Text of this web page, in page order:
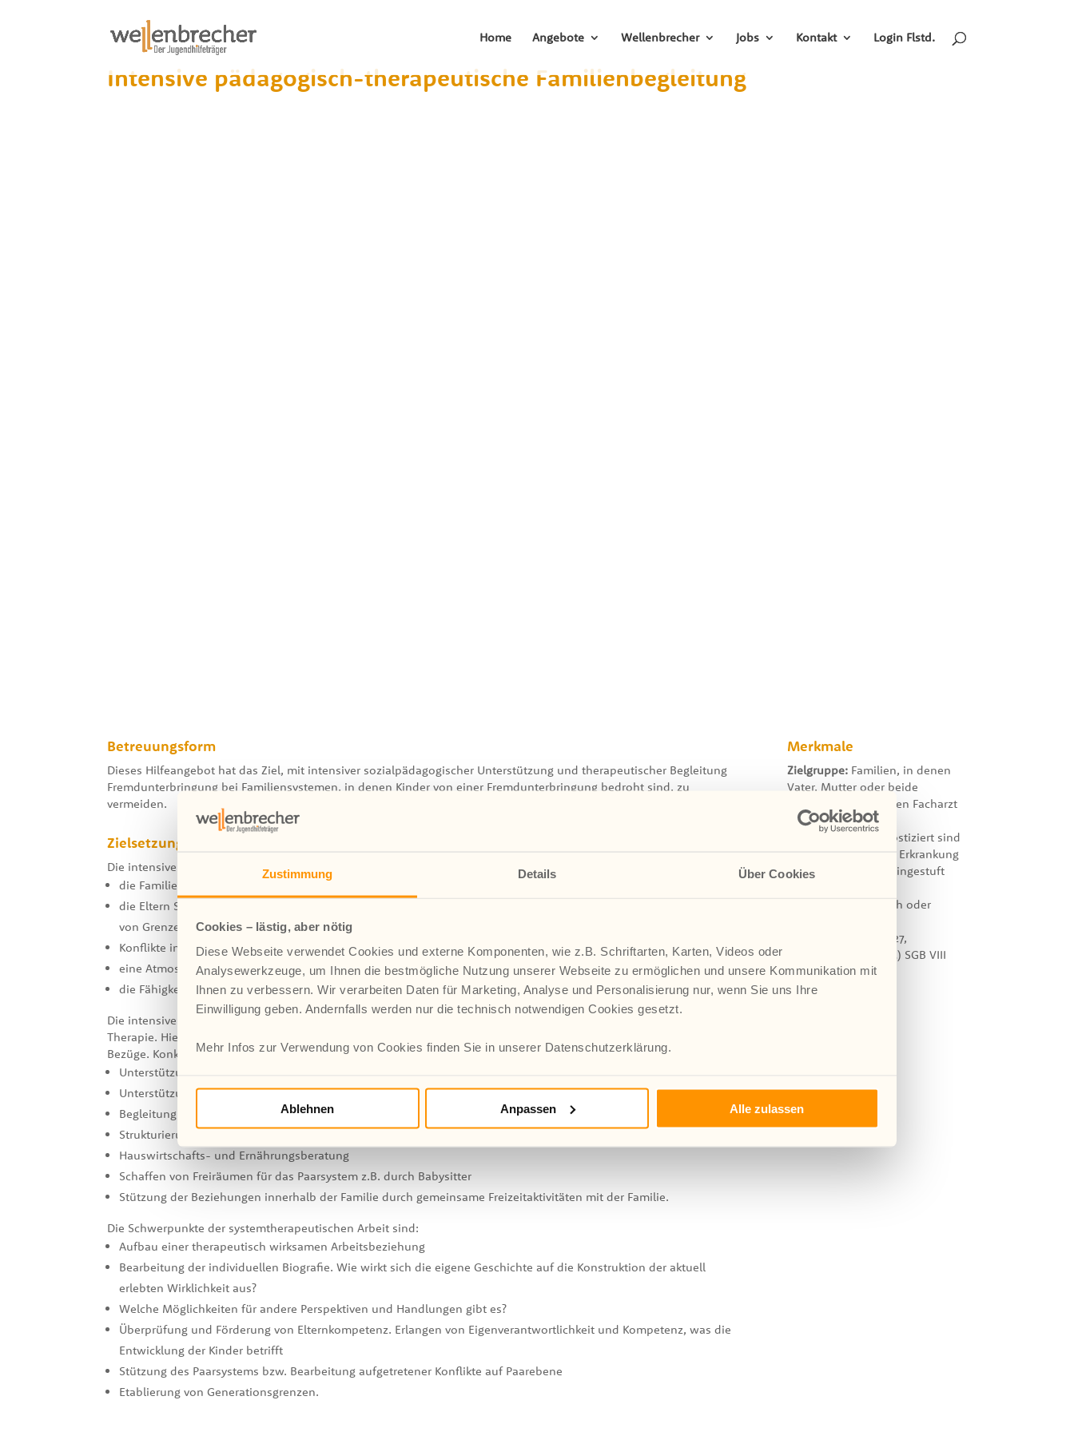
Zustimmung Details Über Cookies
Cookies – lästig, aber nötig
Diese Webseite verwendet Cookies und externe Komponenten, wie z.B. Schriftarten, Karten, Videos oder
Analysewerkzeuge, um Ihnen die bestmögliche Nutzung unserer Webseite zu ermöglichen und unsere Kommunikation mit
Ihnen zu verbessern. Wir verarbeiten Daten für Marketing, Analyse und Personalisierung nur, wenn Sie uns Ihre
Einwilligung geben. Andernfalls werden nur die technisch notwendigen Cookies gesetzt.
Mehr Infos zur Verwendung von Cookies finden Sie in unserer Datenschutzerklärung.
Ablehnen Anpassen Alle zulassen
Home Angebote Wellenbrecher Jobs Kontakt Login Flstd.
Intensive pädagogisch-therapeutische Familienbegleitung
Betreuungsform
Dieses Hilfeangebot hat das Ziel, mit intensiver sozialpädagogischer Unterstützung und therapeutischer Begleitung
Fremdunterbringung bei Familiensystemen, in denen Kinder von einer Fremdunterbringung bedroht sind, zu
vermeiden.
Zielsetzung
Die intensive Familienbegleitung strebt an, dass
die Familienmitglieder wieder den alltäglichen Anforderungen gerecht werden können
die Eltern Sicherheit bei der Erziehung der Kinder wiedererlangen und einen guten Mittelweg zwischen dem Setzen
von Grenzen und dem Gewähren von Freiräumen finden
Konflikte in der Familie gewaltfrei gelöst werden
eine Atmosphäre von gegenseitiger Achtung und Respekt aufgebaut wird
die Fähigkeiten aller Familienmitglieder optimal gefördert werden.
Die intensive Familienbegleitung ist eine Verknüpfung der Arbeitsbereiche der Sozialpädagogik und der systemischen
Therapie. Hierbei liegt der Schwerpunkt der pädagogischen Begleitung bei der Hilfe zur Bewältigung lebensweltlicher
Bezüge. Konkret bedeutet dies:
Unterstützung der Eltern bei Erziehungsproblemen im Alltag, bei Schulproblemen oder Problemen im Kindergarten
Unterstützung bei finanziellen Problemen (Schuldnerberatung)
Begleitung und Unterstützung bei Arztbesuchen
Strukturierung des Alltags
Hauswirtschafts- und Ernährungsberatung
Schaffen von Freiräumen für das Paarsystem z.B. durch Babysitter
Stützung der Beziehungen innerhalb der Familie durch gemeinsame Freizeitaktivitäten mit der Familie.
Die Schwerpunkte der systemtherapeutischen Arbeit sind:
Aufbau einer therapeutisch wirksamen Arbeitsbeziehung
Bearbeitung der individuellen Biografie. Wie wirkt sich die eigene Geschichte auf die Konstruktion der aktuell
erlebten Wirklichkeit aus?
Welche Möglichkeiten für andere Perspektiven und Handlungen gibt es?
Überprüfung und Förderung von Elternkompetenz. Erlangen von Eigenverantwortlichkeit und Kompetenz, was die
Entwicklung der Kinder betrifft
Stützung des Paarsystems bzw. Bearbeitung aufgetretener Konflikte auf Paarebene
Etablierung von Generationsgrenzen.
Merkmale
Zielgruppe: Familien, in denen
Vater, Mutter oder beide
Elternteile durch einen Facharzt
oder eine Fachärztin
psychiatrisch diagnostiziert sind
oder bei denen eine Erkrankung
als wahrscheinlich eingestuft
männlich oder
§ 27,
insbesondere § 27 (3) SGB VIII